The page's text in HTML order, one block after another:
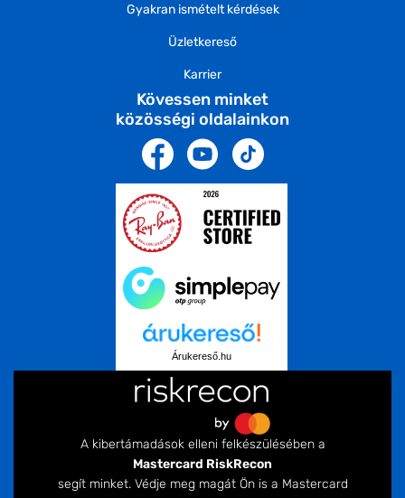
Gyakran ismételt kérdések
Üzletkereső
Karrier
Kövessen minket
közösségi oldalainkon
Árukereső.hu
A kibertámadások elleni felkészülésében a
Mastercard RiskRecon
segít minket. Védje meg magát Ön is a Mastercard